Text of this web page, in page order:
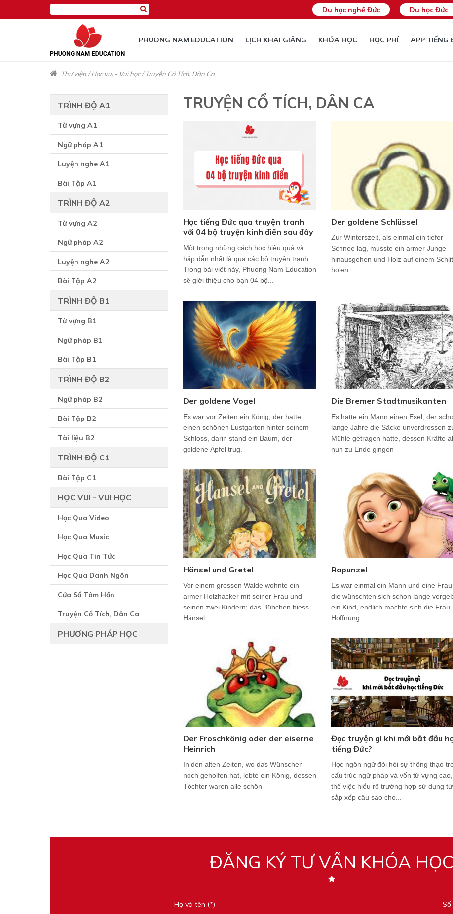
Du học nghề Đức Du học Đức
PHUONG NAM EDUCATION LỊCH KHAI GIẢNG KHÓA HỌC HỌC PHÍ APP TIẾNG
Thư viện/Học vui - Vui học/Truyện Cổ Tích, Dân Ca
TRÌNH ĐỘ A1
Từ vựng A1
Ngữ pháp A1
Luyện nghe A1
Bài Tập A1
TRÌNH ĐỘ A2
Từ vựng A2
Ngữ pháp A2
Luyện nghe A2
Bài Tập A2
TRÌNH ĐỘ B1
Từ vựng B1
Ngữ pháp B1
Bài Tập B1
TRÌNH ĐỘ B2
Ngữ pháp B2
Bài Tập B2
Tài liệu B2
TRÌNH ĐỘ C1
Bài Tập C1
HỌC VUI - VUI HỌC
Học Qua Video
Học Qua Music
Học Qua Tin Tức
Học Qua Danh Ngôn
Cửa Sổ Tâm Hồn
Truyện Cổ Tích, Dân Ca
PHƯƠNG PHÁP HỌC
TRUYỆN CỔ TÍCH, DÂN CA
Học tiếng Đức qua truyện tranh
với 04 bộ truyện kinh điển sau đây
Một trong những cách học hiệu quả và
hấp dẫn nhất là qua các bộ truyện tranh.
Trong bài viết này, Phuong Nam Education
sẽ giới thiệu cho bạn 04 bộ...
Der goldene Schlüssel
Zur Winterszeit, als einmal ein tiefer
Schnee lag, musste ein armer Junge
hinausgehen und Holz auf einem
holen.
Der goldene Vogel
Es war vor Zeiten ein König, der hatte
einen schönen Lustgarten hinter seinem
Schloss, darin stand ein Baum, der
goldene Äpfel trug.
Die Bremer Stadtmusikanten
Es hatte ein Mann einen Esel, der
lange Jahre die Säcke unverdrossen
Mühle getragen hatte, dessen Kräfte
nun zu Ende gingen
Hänsel und Gretel
Vor einem grossen Walde wohnte ein
armer Holzhacker mit seiner Frau und
seinen zwei Kindern; das Bübchen hiess
Hänsel
Rapunzel
Es war einmal ein Mann und eine Frau,
die wünschten sich schon lange
ein Kind, endlich machte sich die Frau
Hoffnung
Der Froschkönig oder der eiserne
Heinrich
In den alten Zeiten, wo das Wünschen
noch geholfen hat, lebte ein König, dessen
Töchter waren alle schön
Đọc truyện gì khi mới bắt đầu
tiếng Đức?
Học ngôn ngữ đòi hỏi sự thông thạo
cấu trúc ngữ pháp và vốn từ vựng
thế việc hiểu rõ trường hợp sử dụng
sắp xếp câu sao cho...
ĐĂNG KÝ TƯ VẤN KHÓA HỌC